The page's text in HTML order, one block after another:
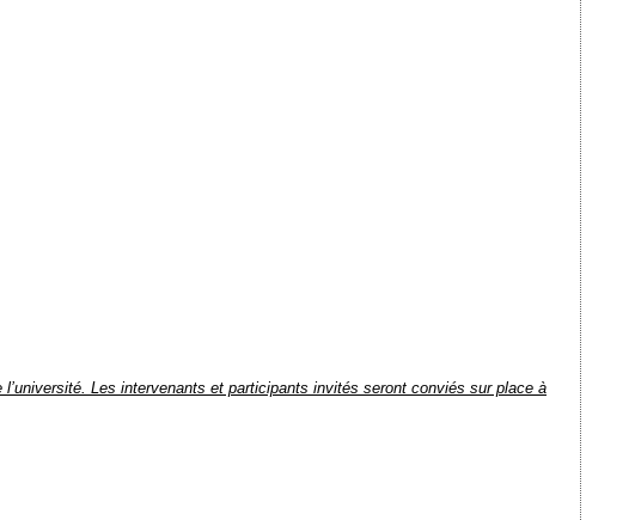
Les intervenants et participants invités seront conviés sur place à